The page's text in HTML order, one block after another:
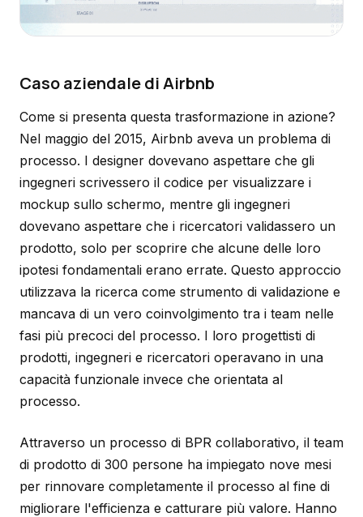
Caso aziendale di Airbnb
Come si presenta questa trasformazione in azione?
Nel maggio del 2015, Airbnb aveva un problema di
processo. I designer dovevano aspettare che gli
ingegneri scrivessero il codice per visualizzare i
mockup sullo schermo, mentre gli ingegneri
dovevano aspettare che i ricercatori validassero un
prodotto, solo per scoprire che alcune delle loro
ipotesi fondamentali erano errate. Questo approccio
utilizzava la ricerca come strumento di validazione e
mancava di un vero coinvolgimento tra i team nelle
fasi più precoci del processo. I loro progettisti di
prodotti, ingegneri e ricercatori operavano in una
capacità funzionale invece che orientata al
processo.
Attraverso un processo di BPR collaborativo, il team
di prodotto di 300 persone ha impiegato nove mesi
per rinnovare completamente il processo al fine di
migliorare l'efficienza e catturare più valore. Hanno